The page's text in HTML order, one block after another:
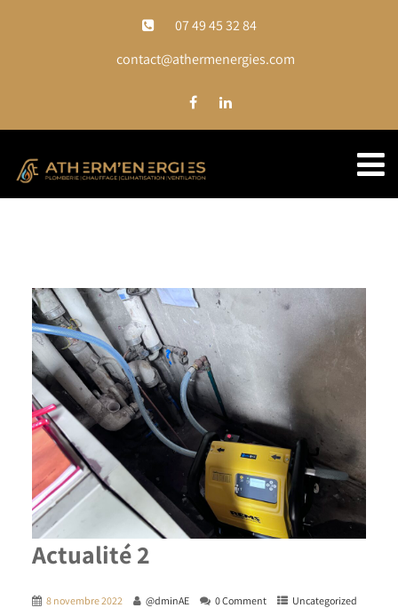
07 49 45 32 84
contact@athermenergies.com
Actualité 2
8 novembre 2022 @dminAE 0 Comment Uncategorized